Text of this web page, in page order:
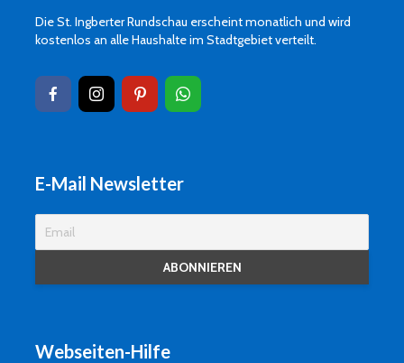
Die St. Ingberter Rundschau erscheint monatlich und wird
kostenlos an alle Haushalte im Stadtgebiet verteilt.
E-Mail Newsletter
Webseiten-Hilfe